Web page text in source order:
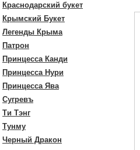
Краснодарский букет
Крымский Букет
Легенды Крыма
Патрон
Принцесса Канди
Принцесса Нури
Принцесса Ява
Сугревъ
Ти Тэнг
Тунму
Черный Дракон